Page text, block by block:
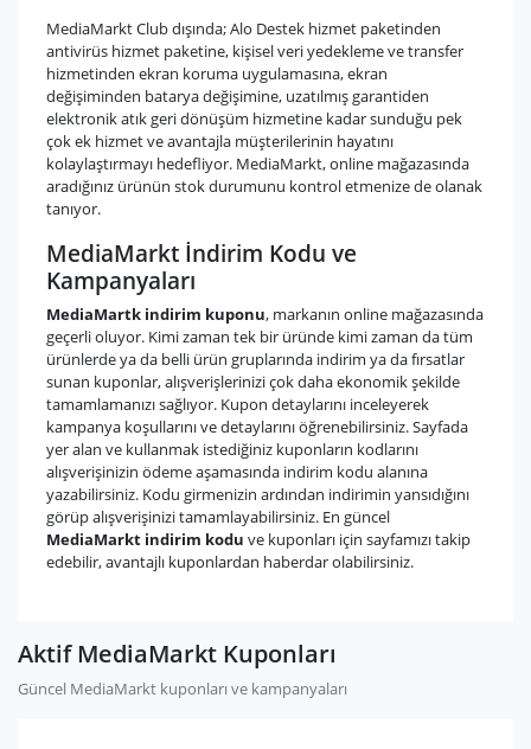
MediaMarkt Club dışında; Alo Destek hizmet paketinden
antivirüs hizmet paketine, kişisel veri yedekleme ve transfer
hizmetinden ekran koruma uygulamasına, ekran
değişiminden batarya değişimine, uzatılmış garantiden
elektronik atık geri dönüşüm hizmetine kadar sunduğu pek
çok ek hizmet ve avantajla müşterilerinin hayatını
kolaylaştırmayı hedefliyor. MediaMarkt, online mağazasında
aradığınız ürünün stok durumunu kontrol etmenize de olanak
tanıyor.
MediaMarkt İndirim Kodu ve
Kampanyaları
MediaMartk indirim kuponu, markanın online mağazasında
geçerli oluyor. Kimi zaman tek bir üründe kimi zaman da tüm
ürünlerde ya da belli ürün gruplarında indirim ya da fırsatlar
sunan kuponlar, alışverişlerinizi çok daha ekonomik şekilde
tamamlamanızı sağlıyor. Kupon detaylarını inceleyerek
kampanya koşullarını ve detaylarını öğrenebilirsiniz. Sayfada
yer alan ve kullanmak istediğiniz kuponların kodlarını
alışverişinizin ödeme aşamasında indirim kodu alanına
yazabilirsiniz. Kodu girmenizin ardından indirimin yansıdığını
görüp alışverişinizi tamamlayabilirsiniz. En güncel
MediaMarkt indirim kodu ve kuponları için sayfamızı takip
edebilir, avantajlı kuponlardan haberdar olabilirsiniz.
Aktif MediaMarkt Kuponları
Güncel MediaMarkt kuponları ve kampanyaları